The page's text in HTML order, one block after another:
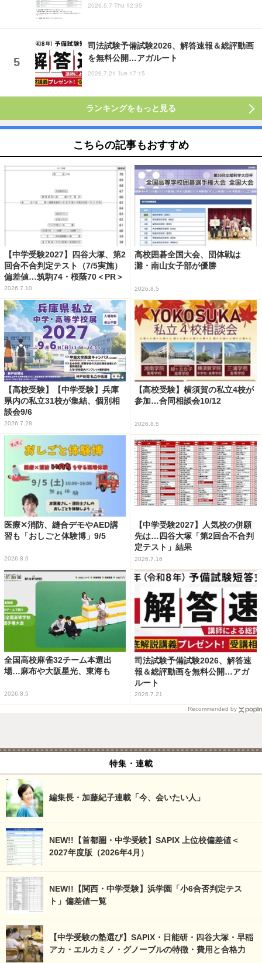
2026.5.7 Thu 12:35
司法試験予備試験2026、解答速報＆総評動画
を無料公開…アガルート
2026.7.21 Tue 17:15
ランキングをもっと見る
こちらの記事もおすすめ
【中学受験2027】四谷大塚、第2
回合不合判定テスト（7/5実施）
偏差値…筑駒74・桜蔭70＜PR＞
2026.7.10
高校囲碁全国大会、団体戦は
灘・南山女子部が優勝
2026.8.5
【高校受験】【中学受験】兵庫
県内の私立31校が集結、個別相
談会9/6
2026.7.28
【高校受験】横須賀の私立4校が
参加…合同相談会10/12
2026.8.5
医療✕消防、縫合デモやAED講
習も「おしごと体験博」9/5
2026.8.6
【中学受験2027】人気校の併願
先は…四谷大塚「第2回合不合判
定テスト」結果
2026.7.16
全国高校麻雀32チーム本選出
場…麻布や大阪星光、東海も
2026.8.5
司法試験予備試験2026、解答速
報＆総評動画を無料公開…アガ
ルート
2026.7.21
Recommended by
特集・連載
編集長・加藤紀子連載「今、会いたい人」
NEW!!【首都圏・中学受験】SAPIX 上位校偏差値＜
2027年度版（2026年4月）
NEW!!【関西・中学受験】浜学園「小6合否判定テス
ト」偏差値一覧
【中学受験の塾選び】SAPIX・日能研・四谷大塚・早稲
アカ・エルカミノ・グノーブルの特徴・費用と合格力